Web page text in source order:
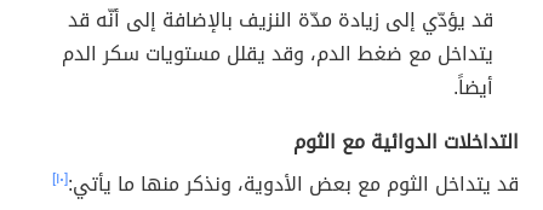
قد يؤدّي إلى زيادة مدّة النزيف بالإضافة إلى أنّه قد
يتداخل مع ضغط الدم، وقد يقلل مستويات سكر الدم
أيضاً.
التداخلات الدوائية مع الثوم
قد يتداخل الثوم مع بعض الأدوية، ونذكر منها ما يأتي:[١٠]